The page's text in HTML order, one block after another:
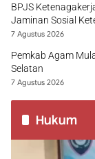
BPJS
Jaminan Sosial
7 Agustus 2026
Pemkab Agam
Selatan
7 Agustus 2026
Hukum